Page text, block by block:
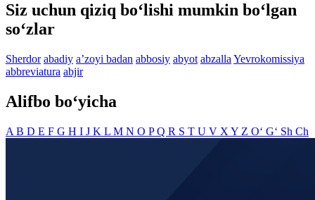
Siz uchun qiziq bo‘lishi mumkin bo‘lgan
so‘zlar
Sherdor abadiy aʼzoyi badan abbosiy abyot abzalla Yevrokomissiya
abbreviatura abjir
Alifbo bo‘yicha
A B D E F G H I J K L M N O PQ R S T U V X Y Z O‘ G‘ Sh Ch